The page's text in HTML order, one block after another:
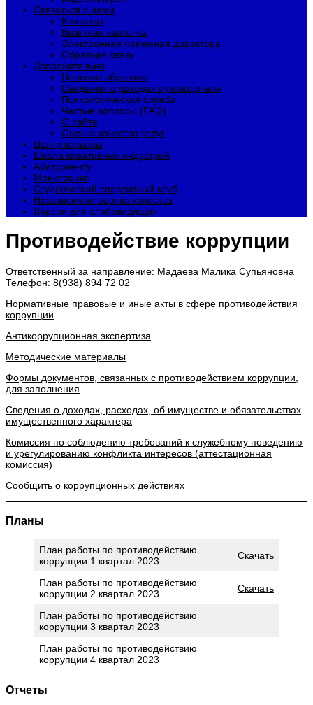
Связаться с нами
Контакты
Визитная карточка
Электронная приемная директора
Обратная связь
Дополнительно
Целевое обучение
Сведения о доходах руководителя
Психологическая служба
Частые вопросы (FAQ)
О сайте
Оценка качества услуг
Центр карьеры
Школа креативных индустрий
Абитуриенту
Мониторинг
Студенческий спортивный клуб
Независимая оценка качества
Версия для слабовидящих
Противодействие коррупции
Ответственный за направление: Мадаева Малика Супьяновна
Телефон: 8(938) 894 72 02
Нормативные правовые и иные акты в сфере противодействия
коррупции
Антикоррупционная экспертиза
Методические материалы
Формы документов, связанных с противодействием коррупции,
для заполнения
Сведения о доходах, расходах, об имуществе и обязательствах
имущественного характера
Комиссия по соблюдению требований к служебному поведению
и урегулированию конфликта интересов (аттестационная
комиссия)
Сообщить о коррупционных действиях
Планы
План работы по противодействию
коррупции 1 квартал 2023
Скачать
План работы по противодействию
коррупции 2 квартал 2023
Скачать
План работы по противодействию
коррупции 3 квартал 2023
План работы по противодействию
коррупции 4 квартал 2023
Отчеты